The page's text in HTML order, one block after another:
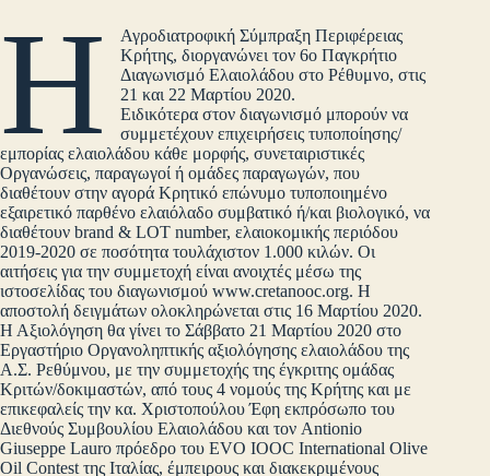
Η
Αγροδιατροφική Σύμπραξη Περιφέρειας
Κρήτης, διοργανώνει τον 6ο Παγκρήτιο
Διαγωνισμό Ελαιολάδου στο Ρέθυμνο, στις
21 και 22 Μαρτίου 2020.
Ειδικότερα στον διαγωνισμό μπορούν να
συμμετέχουν επιχειρήσεις τυποποίησης/
εμπορίας ελαιολάδου κάθε μορφής, συνεταιριστικές
Οργανώσεις, παραγωγοί ή ομάδες παραγωγών, που
διαθέτουν στην αγορά Κρητικό επώνυμο τυποποιημένο
εξαιρετικό παρθένο ελαιόλαδο συμβατικό ή/και βιολογικό, να
διαθέτουν brand & LOT number, ελαιοκομικής περιόδου
2019-2020 σε ποσότητα τουλάχιστον 1.000 κιλών. Οι
αιτήσεις για την συμμετοχή είναι ανοιχτές μέσω της
ιστοσελίδας του διαγωνισμού www.cretanooc.org. Η
αποστολή δειγμάτων ολοκληρώνεται στις 16 Μαρτίου 2020.
Η Αξιολόγηση θα γίνει το Σάββατο 21 Μαρτίου 2020 στο
Εργαστήριο Οργανοληπτικής αξιολόγησης ελαιολάδου της
Α.Σ. Ρεθύμνου, με την συμμετοχής της έγκριτης ομάδας
Κριτών/δοκιμαστών, από τους 4 νομούς της Κρήτης και με
επικεφαλείς την κα. Χριστοπούλου Έφη εκπρόσωπο του
Διεθνούς Συμβουλίου Ελαιολάδου και τον Antionio
Giuseppe Lauro πρόεδρο του EVO IOOC International Olive
Oil Contest της Ιταλίας, έμπειρους και διακεκριμένους